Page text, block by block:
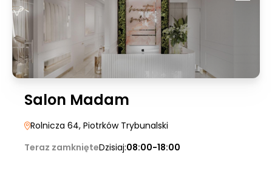
Salon Madam
Rolnicza 64, Piotrków Trybunalski
Teraz zamknięteDzisiaj:08:00-18:00